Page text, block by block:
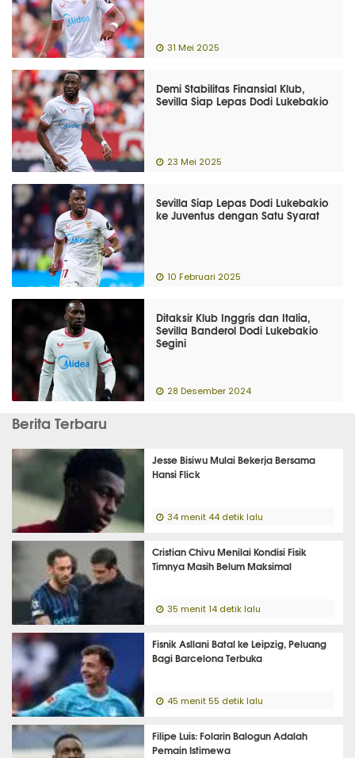
31 Mei 2025
Demi Stabilitas Finansial Klub,
Sevilla Siap Lepas Dodi Lukebakio
23 Mei 2025
Sevilla Siap Lepas Dodi Lukebakio
ke Juventus dengan Satu Syarat
10 Februari 2025
Ditaksir Klub Inggris dan Italia,
Sevilla Banderol Dodi Lukebakio
Segini
28 Desember 2024
Berita Terbaru
Jesse Bisiwu Mulai Bekerja Bersama
Hansi Flick
34 menit 44 detik lalu
Cristian Chivu Menilai Kondisi Fisik
Timnya Masih Belum Maksimal
35 menit 14 detik lalu
Fisnik Asllani Batal ke Leipzig, Peluang
Bagi Barcelona Terbuka
45 menit 55 detik lalu
Filipe Luis: Folarin Balogun Adalah
Pemain Istimewa